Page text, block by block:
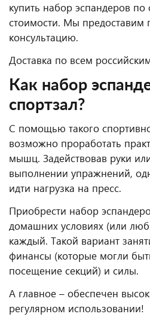
купить набор эспандеров
стоимости. Мы предоставим
консультацию.
Доставка по всем
Как набор
спортзал?
С помощью такого
возможно проработать
мышц. Задействовав руки
выполнении упражнений,
идти нагрузка на пресс.
Приобрести набор
домашних условиях (или
каждый. Такой вариант
финансы (которые могли
посещение секций) и силы.
А главное – обеспечен
регулярном использовании!